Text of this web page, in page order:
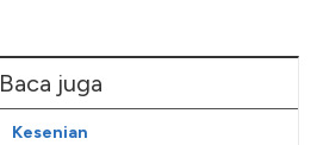
Baca juga
Kesenian